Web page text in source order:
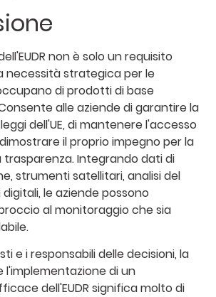
non è solo un requisito
necessità strategica per le
di prodotti di base
alle aziende di garantire la
dell'UE, di mantenere l'accesso
il proprio impegno per la
trasparenza. Integrando dati di
strumenti satellitari, analisi del
le aziende possono
al monitoraggio che sia
e i responsabili delle decisioni, la
l'implementazione di un
dell'EUDR significa molto di